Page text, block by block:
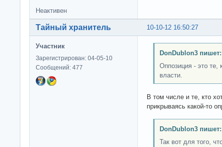
Неактивен
10-10-12 16:50:27
Тайный хранитель
Участник
Зарегистрирован: 04-05-10
Сообщений: 477
DonDublon3 пишет:
Оппозиция - это те,
власти.
В том числе и те, кто
прикрываясь какой-то
DonDublon3 пишет:
Так вот для того,